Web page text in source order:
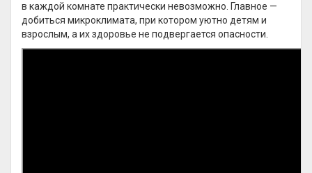
в каждой комнате практически невозможно. Главное —
добиться микроклимата, при котором уютно детям и
взрослым, а их здоровье не подвергается опасности.